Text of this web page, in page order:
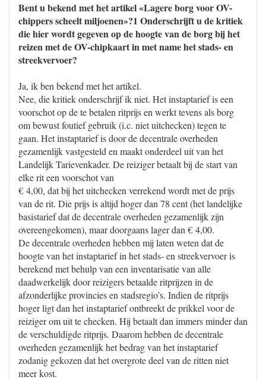
Bent u bekend met het artikel «Lagere borg voor OV-
chippers scheelt miljoenen»?1 Onderschrijft u de kritiek
die hier wordt gegeven op de hoogte van de borg bij het
reizen met de OV-chipkaart in met name het stads- en
streekvervoer?
Ja, ik ben bekend met het artikel.
Nee, die kritiek onderschrijf ik niet. Het instaptarief is een
voorschot op de te betalen ritprijs en werkt tevens als borg
om bewust foutief gebruik (i.c. niet uitchecken) tegen te
gaan. Het instaptarief is door de decentrale overheden
gezamenlijk vastgesteld en maakt onderdeel uit van het
Landelijk Tarievenkader. De reiziger betaalt bij de start van
elke rit een voorschot van
€ 4,00, dat bij het uitchecken verrekend wordt met de prijs
van de rit. Die prijs is altijd hoger dan 78 cent (het landelijke
basistarief dat de decentrale overheden gezamenlijk zijn
overeengekomen), maar doorgaans lager dan € 4,00.
De decentrale overheden hebben mij laten weten dat de
hoogte van het instaptarief in het stads- en streekvervoer is
berekend met behulp van een inventarisatie van alle
daadwerkelijk door reizigers betaalde ritprijzen in de
afzonderlijke provincies en stadsregio’s. Indien de ritprijs
hoger ligt dan het instaptarief ontbreekt de prikkel voor de
reiziger om uit te checken. Hij betaalt dan immers minder dan
de verschuldigde ritprijs. Daarom hebben de decentrale
overheden gezamenlijk het bedrag van het instaptarief
zodanig gekozen dat het overgrote deel van de ritten niet
meer kost.